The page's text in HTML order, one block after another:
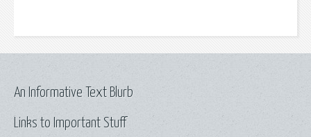
Links to Important Stuff
An Informative Text Blurb